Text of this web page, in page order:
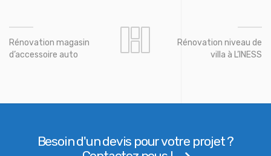
Rénovation magasin
d’accessoire auto
Rénovation niveau de
villa à L’INESS
Besoin d'un devis pour votre projet ?